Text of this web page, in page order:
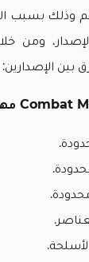
وذلك بسبب
ومن
بين الإصدارين: